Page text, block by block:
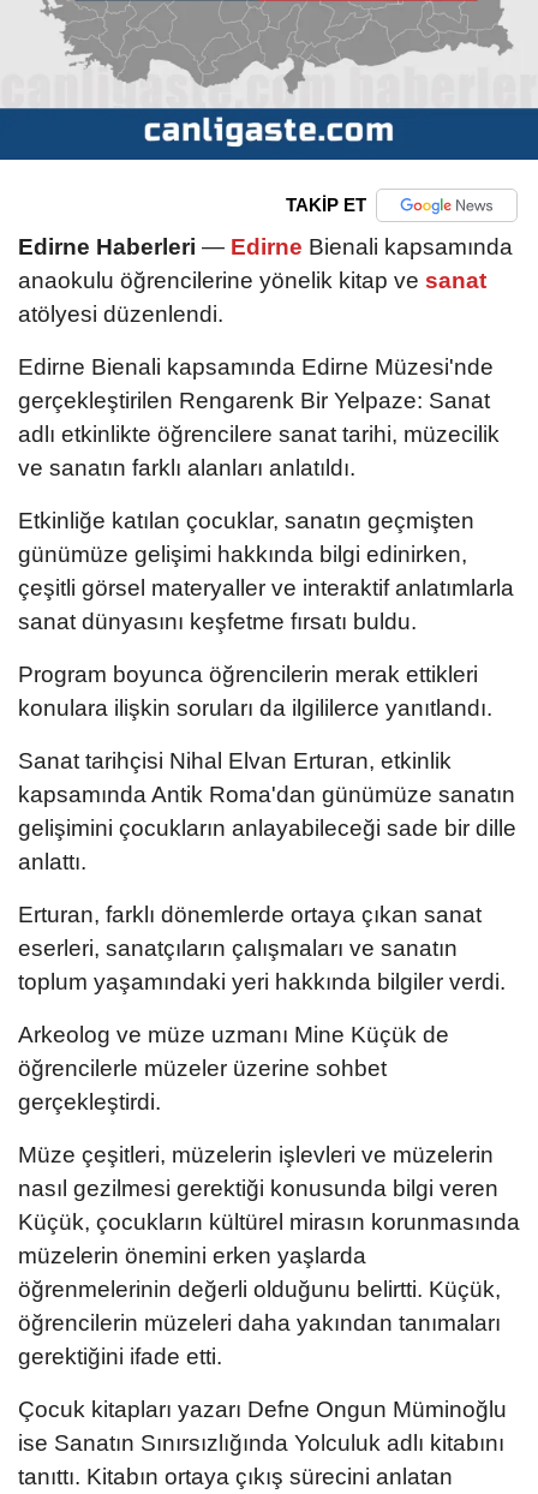
TAKİP ET
Edirne Haberleri — Edirne Bienali kapsamında
anaokulu öğrencilerine yönelik kitap ve sanat
atölyesi düzenlendi.
Edirne Bienali kapsamında Edirne Müzesi'nde
gerçekleştirilen Rengarenk Bir Yelpaze: Sanat
adlı etkinlikte öğrencilere sanat tarihi, müzecilik
ve sanatın farklı alanları anlatıldı.
Etkinliğe katılan çocuklar, sanatın geçmişten
günümüze gelişimi hakkında bilgi edinirken,
çeşitli görsel materyaller ve interaktif anlatımlarla
sanat dünyasını keşfetme fırsatı buldu.
Program boyunca öğrencilerin merak ettikleri
konulara ilişkin soruları da ilgililerce yanıtlandı.
Sanat tarihçisi Nihal Elvan Erturan, etkinlik
kapsamında Antik Roma'dan günümüze sanatın
gelişimini çocukların anlayabileceği sade bir dille
anlattı.
Erturan, farklı dönemlerde ortaya çıkan sanat
eserleri, sanatçıların çalışmaları ve sanatın
toplum yaşamındaki yeri hakkında bilgiler verdi.
Arkeolog ve müze uzmanı Mine Küçük de
öğrencilerle müzeler üzerine sohbet
gerçekleştirdi.
Müze çeşitleri, müzelerin işlevleri ve müzelerin
nasıl gezilmesi gerektiği konusunda bilgi veren
Küçük, çocukların kültürel mirasın korunmasında
müzelerin önemini erken yaşlarda
öğrenmelerinin değerli olduğunu belirtti. Küçük,
öğrencilerin müzeleri daha yakından tanımaları
gerektiğini ifade etti.
Çocuk kitapları yazarı Defne Ongun Müminoğlu
ise Sanatın Sınırsızlığında Yolculuk adlı kitabını
tanıttı. Kitabın ortaya çıkış sürecini anlatan